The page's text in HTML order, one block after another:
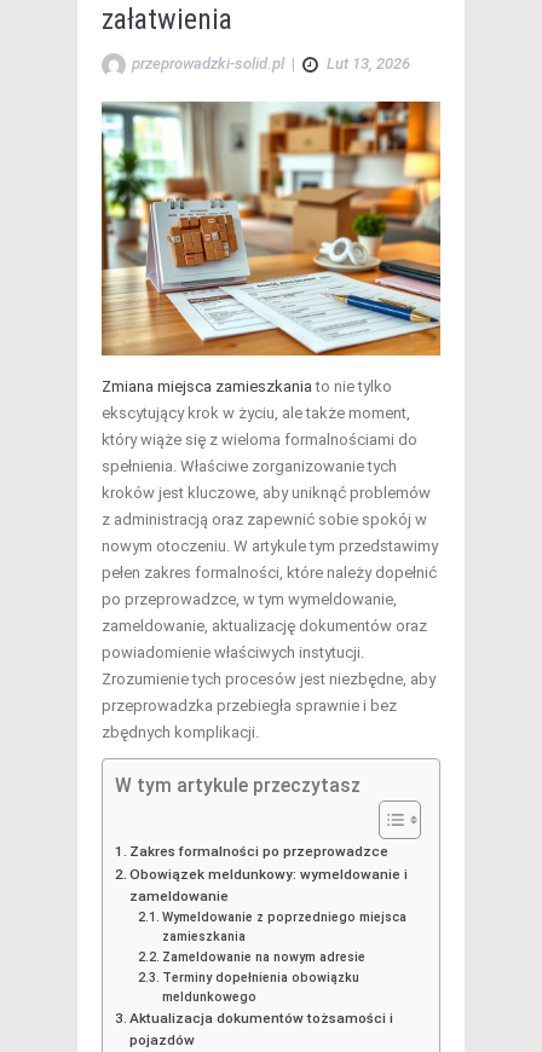
załatwienia
przeprowadzki-solid.pl | Lut 13, 2026
Zmiana miejsca zamieszkania to nie tylko
ekscytujący krok w życiu, ale także moment,
który wiąże się z wieloma formalnościami do
spełnienia. Właściwe zorganizowanie tych
kroków jest kluczowe, aby uniknąć problemów
z administracją oraz zapewnić sobie spokój w
nowym otoczeniu. W artykule tym przedstawimy
pełen zakres formalności, które należy dopełnić
po przeprowadzce, w tym wymeldowanie,
zameldowanie, aktualizację dokumentów oraz
powiadomienie właściwych instytucji.
Zrozumienie tych procesów jest niezbędne, aby
przeprowadzka przebiegła sprawnie i bez
zbędnych komplikacji.
W tym artykule przeczytasz
Zakres formalności po przeprowadzce
Obowiązek meldunkowy: wymeldowanie i
zameldowanie
Wymeldowanie z poprzedniego miejsca
zamieszkania
Zameldowanie na nowym adresie
Terminy dopełnienia obowiązku
meldunkowego
Aktualizacja dokumentów tożsamości i
pojazdów